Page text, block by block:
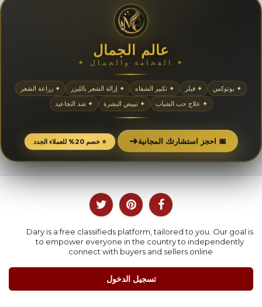
عالم الجمال
✦ الفخامة والجمال ✦
✦ بوتوكس ✦ فيلر ✦ تكبير الشفاه ✦ إزالة الشعر بالليزر
✦ زراعة الشعر
✦ علاج حب الشباب
✦ تبييض البشرة ✦ شد التجاعيد
📅 احجز استشارتك المجانية➜ ⭐ خصم 20% للعملاء الجدد
Dary is a free classifieds platform, tailored to you. Our goal is
to empower everyone in the country to independently
connect with buyers and sellers online.
تسجيل الدخول